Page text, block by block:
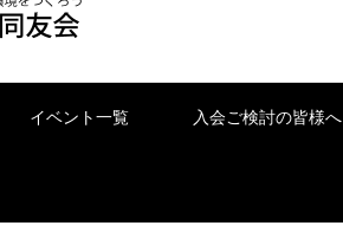
イベント一覧 入会ご検討の皆様へ